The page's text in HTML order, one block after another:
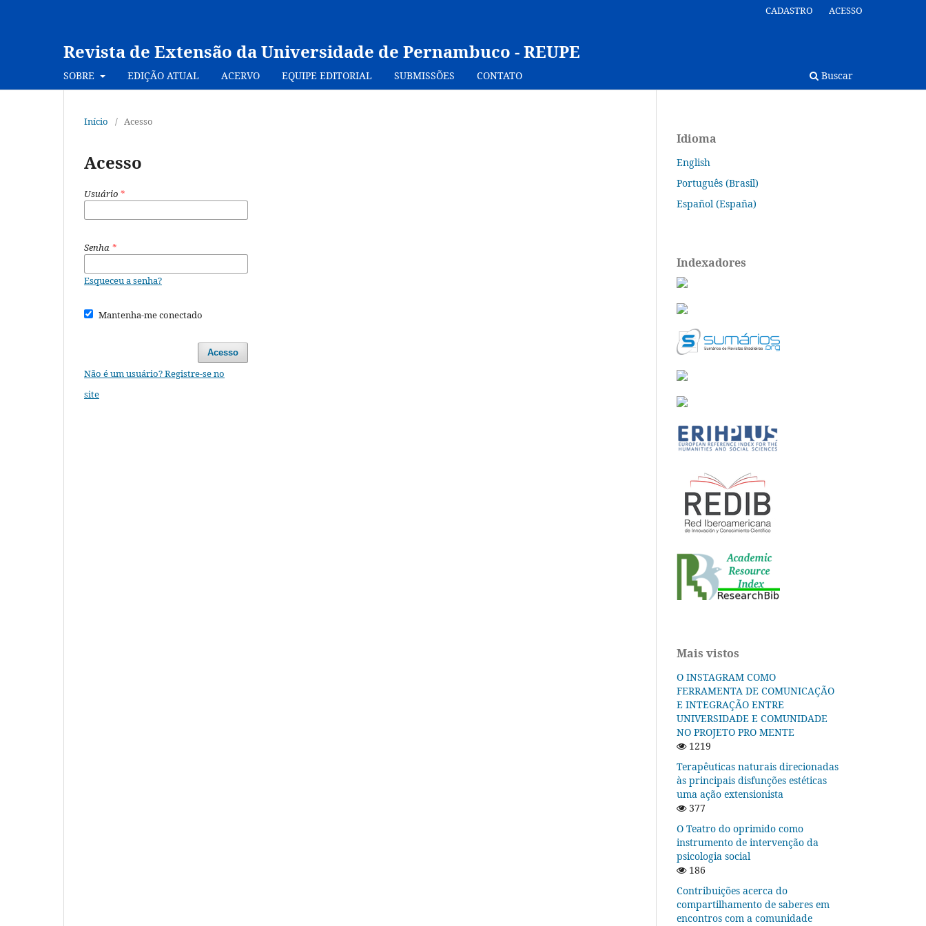
Revista de Extensão da Universidade de Pernambuco - REUPE
SOBRE EDIÇÃO ATUAL ACERVO EQUIPE EDITORIAL SUBMISSÕES CONTATO Buscar
CADASTRO ACESSO
Início / Acesso
Acesso
Usuário *
Senha *
Esqueceu a senha?
Mantenha-me conectado
Acesso
Não é um usuário? Registre-se no
site
Idioma
English
Português (Brasil)
Español (España)
Indexadores
Mais vistos
O INSTAGRAM COMO
FERRAMENTA DE COMUNICAÇÃO
E INTEGRAÇÃO ENTRE
UNIVERSIDADE E COMUNIDADE
NO PROJETO PRO MENTE
1219
Terapêuticas naturais direcionadas
às principais disfunções estéticas
uma ação extensionista
377
O Teatro do oprimido como
instrumento de intervenção da
psicologia social
186
Contribuições acerca do
compartilhamento de saberes em
encontros com a comunidade